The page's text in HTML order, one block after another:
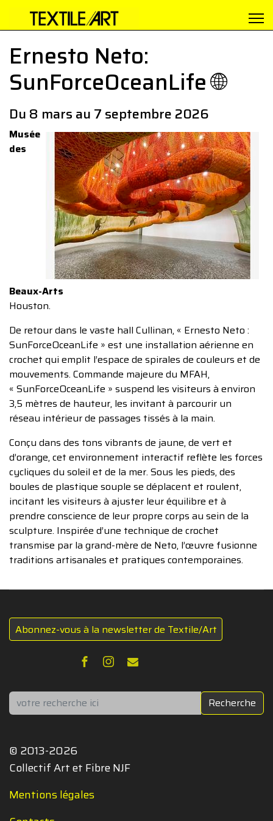
Ernesto Neto:
SunForceOceanLife 🌐
Du 8 mars au 7 septembre 2026
Musée
des
Beaux-Arts
Houston.
De retour dans le vaste hall Cullinan, « Ernesto Neto :
SunForceOceanLife » est une installation aérienne en
crochet qui emplit l’espace de spirales de couleurs et de
mouvements. Commande majeure du MFAH,
« SunForceOceanLife » suspend les visiteurs à environ
3,5 mètres de hauteur, les invitant à parcourir un
réseau intérieur de passages tissés à la main.
Conçu dans des tons vibrants de jaune, de vert et
d’orange, cet environnement interactif reflète les forces
cycliques du soleil et de la mer. Sous les pieds, des
boules de plastique souple se déplacent et roulent,
incitant les visiteurs à ajuster leur équilibre et à
prendre conscience de leur propre corps au sein de la
sculpture. Inspirée d’une technique de crochet
transmise par la grand-mère de Neto, l’œuvre fusionne
traditions artisanales et pratiques contemporaines.
Abonnez-vous à la newsletter de Textile/Art
Rechercher Recherche
© 2013-2026
Collectif Art et Fibre NJF
Mentions légales